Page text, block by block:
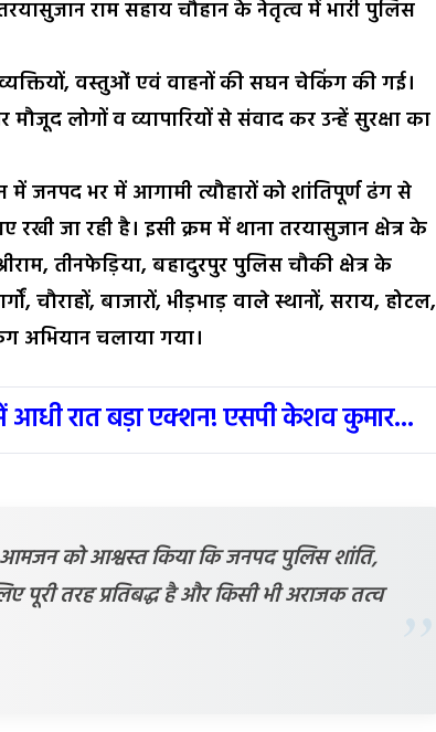
राम सहाय चौहान के नेतृत्व में भारी पुलिस
वस्तुओं एवं वाहनों की सघन चेकिंग की गई।
लोगों व व्यापारियों से संवाद कर उन्हें सुरक्षा का
जनपद भर में आगामी त्यौहारों को शांतिपूर्ण ढंग से
जा रही है। इसी क्रम में थाना तरयासुजान क्षेत्र के
तीनफेड़िया, बहादुरपुर पुलिस चौकी क्षेत्र के
बाजारों, भीड़भाड़ वाले स्थानों, सराय, होटल,
अभियान चलाया गया।
आधी रात बड़ा एक्शन! एसपी केशव कुमार...
को आश्वस्त किया कि जनपद पुलिस शांति,
पूरी तरह प्रतिबद्ध है और किसी भी अराजक तत्व